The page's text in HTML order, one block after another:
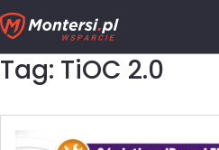
Przejdź
do
treści
Tag: TiOC 2.0